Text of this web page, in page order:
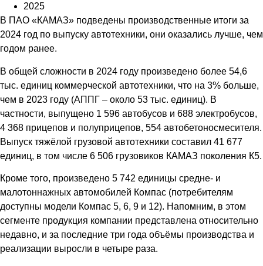
2025
В ПАО «КАМАЗ» подведены производственные итоги за
2024 год по выпуску автотехники, они оказались лучше, чем
годом ранее.
В общей сложности в 2024 году произведено более 54,6
тыс. единиц коммерческой автотехники, что на 3% больше,
чем в 2023 году (АППГ – около 53 тыс. единиц). В
частности, выпущено 1 596 автобусов и 688 электробусов,
4 368 прицепов и полуприцепов, 554 автобетоносмесителя.
Выпуск тяжёлой грузовой автотехники составил 41 677
единиц, в том числе 6 506 грузовиков КАМАЗ поколения К5.
Кроме того, произведено 5 742 единицы средне- и
малотоннажных автомобилей Компас (потребителям
доступны модели Компас 5, 6, 9 и 12). Напомним, в этом
сегменте продукция компании представлена относительно
недавно, и за последние три года объёмы производства и
реализации выросли в четыре раза.